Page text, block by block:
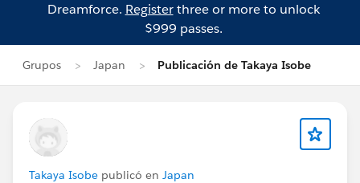
Dreamforce. Registerthree or more to unlock
$999 passes.
Grupos Japan Publicación de Takaya Isobe
Takaya Isobe publicó en Japan